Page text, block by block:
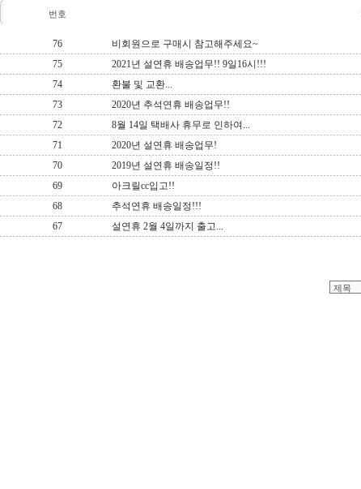
번호
76 비회원으로 구매시 참고해주세요~
75
2021년 설연휴 배송업무!! 9일16시!!!
74
환불 및 교환...
73
2020년 추석연휴 배송업무!!
72
8월 14일 택배사 휴무로 인하여...
71
2020년 설연휴 배송업무!
70
2019년 설연휴 배송일정!!
69
아크릴cc입고!!
68
추석연휴 배송일정!!!
67
설연휴 2월 4일까지 출고...